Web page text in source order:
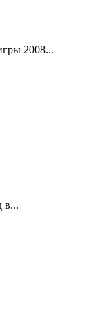
2008...
в...